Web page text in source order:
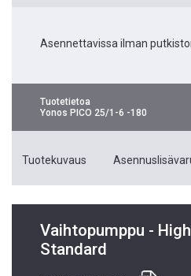
Asennettavissa ilman
Tuotetietoa
Yonos PICO 25/1-6 -180
Tuotekuvaus
Vaihtopumppu -
Standard